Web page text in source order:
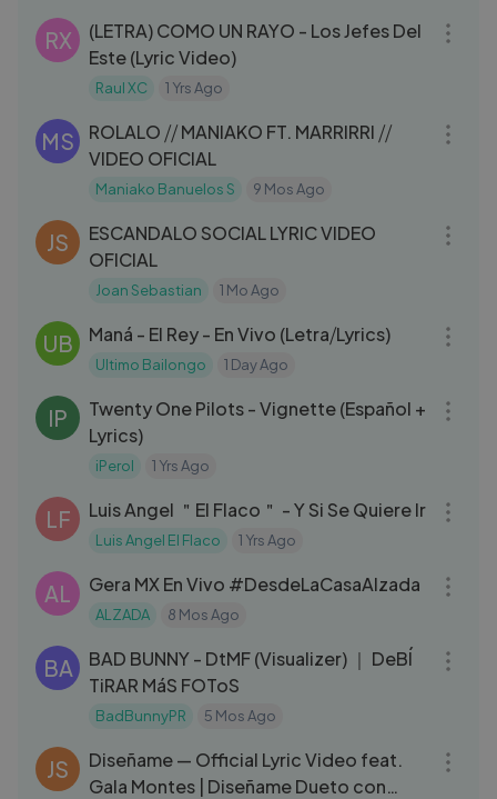
RX
(LETRA) COMO UN RAYO - Los Jefes Del
Este (Lyric Video)
Raul XC 1 Yrs Ago
MS
ROLALO ⧸⧸ MANIAKO FT. MARRIRRI ⧸⧸
VIDEO OFICIAL
Maniako Banuelos S 9 Mos Ago
JS
ESCANDALO SOCIAL LYRIC VIDEO
OFICIAL
Joan Sebastian 1 Mo Ago
UB Maná - El Rey - En Vivo (Letra⧸Lyrics)
Ultimo Bailongo 1 Day Ago
IP
Twenty One Pilots - Vignette (Español +
Lyrics)
iPerol 1 Yrs Ago
LF Luis Angel ＂El Flaco＂ - Y Si Se Quiere Ir
Luis Angel El Flaco 1 Yrs Ago
AL Gera MX En Vivo #DesdeLaCasaAlzada
ALZADA 8 Mos Ago
BA
BAD BUNNY - DtMF (Visualizer) ｜ DeBÍ
TiRAR MáS FOToS
BadBunnyPR 5 Mos Ago
JS
Diseñame — Official Lyric Video feat.
Gala Montes | Diseñame Dueto con